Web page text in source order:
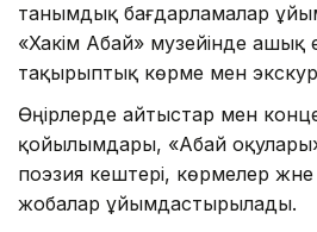
танымдық бағдарламалар
«Хакім Абай» музейінде ашық
тақырыптық көрме мен
Өңірлерде айтыстар мен
қойылымдары, «Абай
поэзия кештері, көрмелер
жобалар ұйымдастырылады.